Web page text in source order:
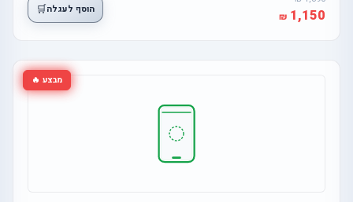
1,150 הוסף לעגלה🛒
מבצע 🔥